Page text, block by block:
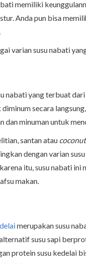
memiliki
Anda pun bisa
varian susu nabati
nabati yang terbuat
secara
dan minuman untuk
santan atau
dengan varian
itu, susu nabati
makan.
merupakan susu
susu sapi
protein susu kedelai